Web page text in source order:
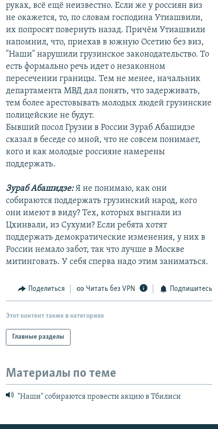
руках, всё ещё неизвестно. Если же у россиян виз
не окажется, то, по словам господина Утиашвили,
их попросят повернуть назад. Причём Утиашвили
напомнил, что, приехав в южную Осетию без виз,
"Наши" нарушили грузинское законодательство. То
есть формально речь идет о незаконном
пересечении границы. Тем не менее, начальник
департамента МВД дал понять, что задерживать,
тем более арестовывать молодых людей грузинские
полицейские не будут.
Бывший посол Грузии в России Зураб Абашидзе
сказал в беседе со мной, что не совсем понимает,
кого и как молодые россияне намерены
поддержать.
Зураб Абашидзе:Я не понимаю, как они
собираются поддержать грузинский народ, кого
они имеют в виду? Тех, которых выгнали из
Цхинвали, из Сухуми? Если ребята хотят
поддержать демократические изменения, у них в
России немало забот, так что лучше в Москве
митинговать. У себя сперва надо этим заниматься.
Поделиться Читать без VPN Подпишитесь
Этот контент также в категориях
Главные разделы
Материалы по теме
"Наши" собираются провести акцию в Тбилиси